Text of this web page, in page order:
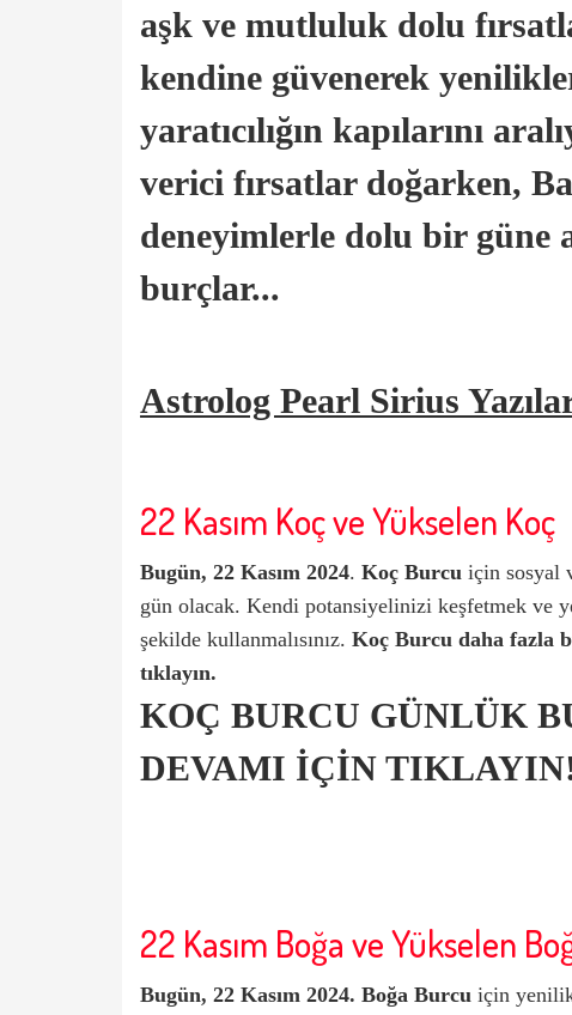
aşk ve mutluluk dolu
kendine güvenerek
yaratıcılığın kapılarını
verici fırsatlar doğarken,
deneyimlerle dolu bir güne
burçlar...
Astrolog Pearl Sirius
22 Kasım Koç ve Yükselen Koç
Bugün, 22 Kasım 2024. Koç Burcu için sosyal
gün olacak. Kendi potansiyelinizi keşfetmek ve
şekilde kullanmalısınız. Koç Burcu daha fazla
tıklayın.
KOÇ BURCU GÜNLÜK
DEVAMI İÇİN
22 Kasım Boğa ve Yükselen
Bugün, 22 Kasım 2024. Boğa Burcu için